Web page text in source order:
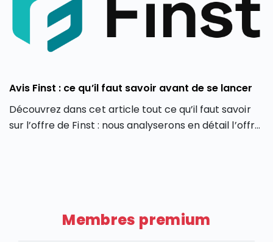
Avis Finst : ce qu’il faut savoir avant de se lancer
Découvrez dans cet article tout ce qu’il faut savoir
sur l’offre de Finst : nous analyserons en détail l’offre
Membres premium